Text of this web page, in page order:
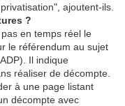
ajoutent-ils.
?
en temps réel le
le référendum au sujet
Il indique
réaliser de décompte.
à une page listant
décompte avec